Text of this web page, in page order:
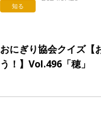
知る
おにぎり協会クイズ【
う！】Vol.496「穂」